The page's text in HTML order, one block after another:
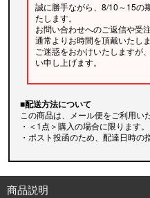
誠に勝手ながら、8/10～15の
たします。
お問い合わせへのご返信や受
通常よりお時間を頂戴いたしま
ご迷惑をおかけいたしますが
い申し上げます。
■配送方法について
この商品は、メール便をご利用い
・＜1点＞購入の場合に限ります。
・ポスト投函のため、配達日時の
商品説明